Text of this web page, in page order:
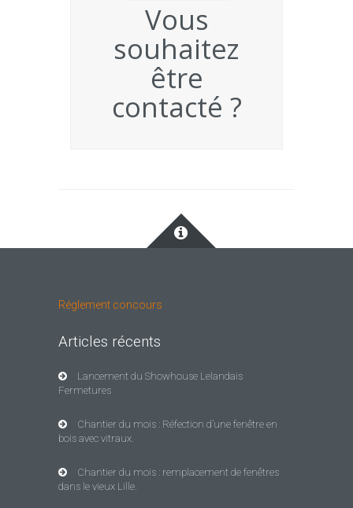
Vous
souhaitez
être
contacté ?
Réglement concours
Articles récents
Lancement du Showhouse Lelandais
Fermetures
Chantier du mois : Réfection d’une fenêtre en
bois avec vitraux.
Chantier du mois : remplacement de fenêtres
dans le vieux Lille.